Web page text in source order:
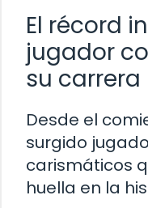
El récord
jugador
su carrera
Desde el
surgido
carismáticos
huella en la